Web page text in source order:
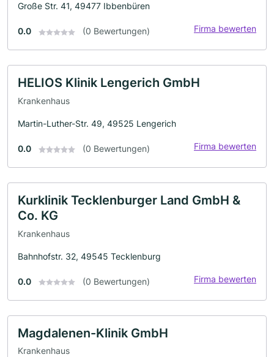
Große Str. 41, 49477 Ibbenbüren
0.0 (0 Bewertungen) Firma bewerten
HELIOS Klinik Lengerich GmbH
Krankenhaus
Martin-Luther-Str. 49, 49525 Lengerich
0.0 (0 Bewertungen) Firma bewerten
Kurklinik Tecklenburger Land GmbH &
Co. KG
Krankenhaus
Bahnhofstr. 32, 49545 Tecklenburg
0.0 (0 Bewertungen) Firma bewerten
Magdalenen-Klinik GmbH
Krankenhaus